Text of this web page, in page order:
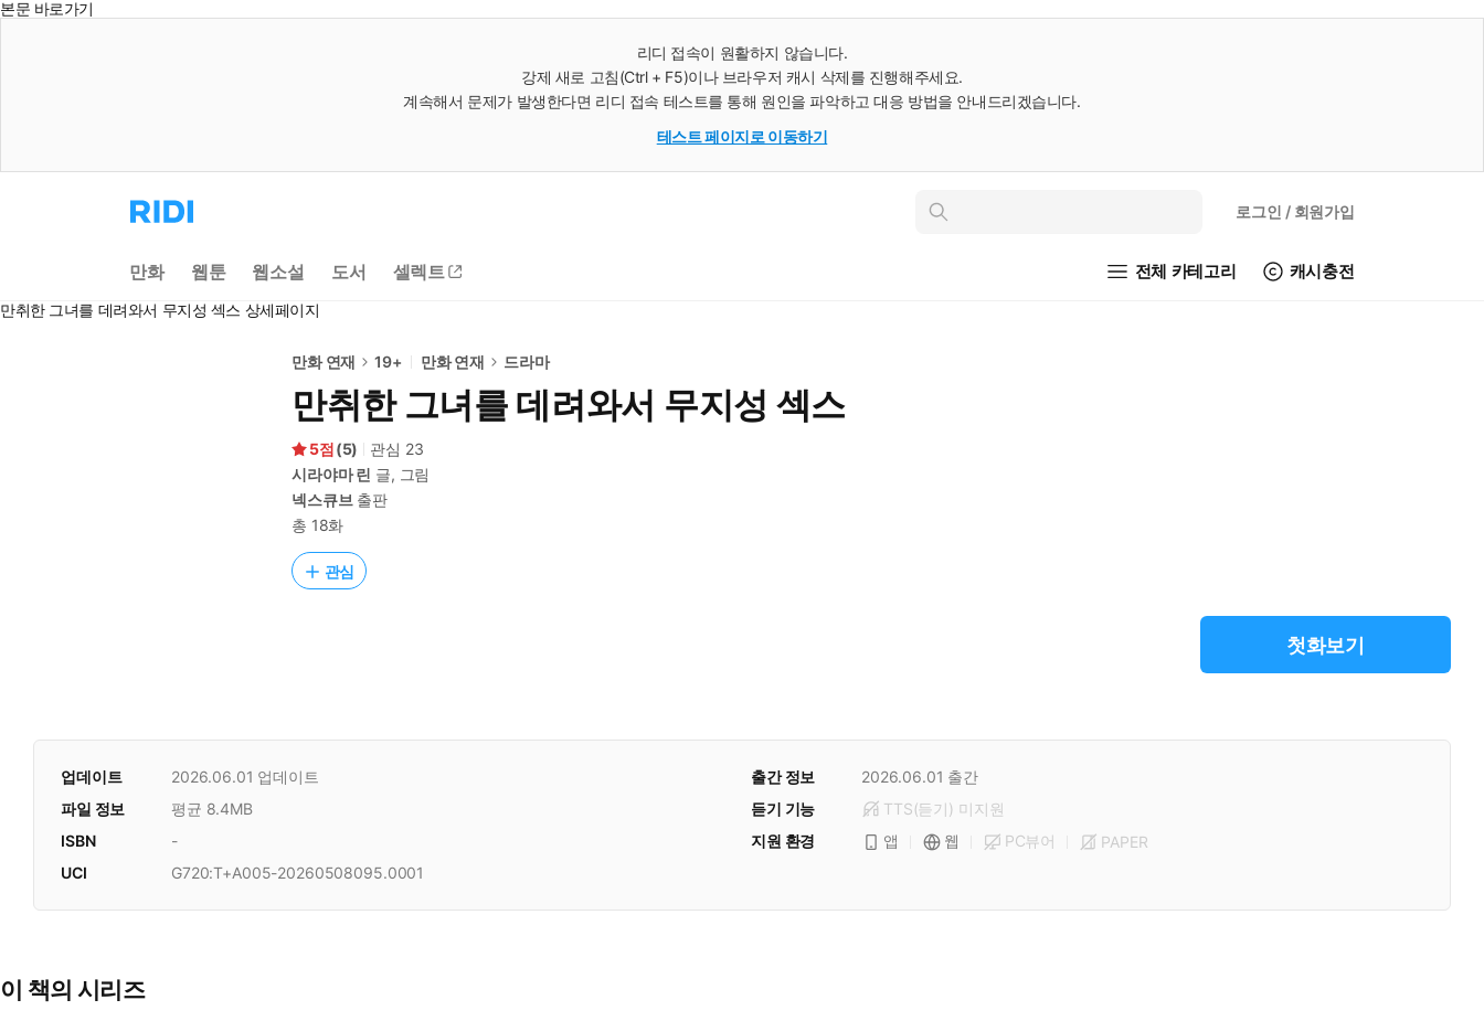
본문 바로가기
리디 접속이 원활하지 않습니다.
강제 새로 고침(Ctrl + F5)이나 브라우저 캐시 삭제를 진행해주세요.
계속해서 문제가 발생한다면 리디 접속 테스트를 통해 원인을 파악하고 대응 방법을 안내드리겠습니다.
테스트 페이지로 이동하기
리
디
으
로
동
인
로그인 / 회원가입
만화 웹툰 웹소설 도서 셀렉트 전체 카테고리 캐시충전
만취한 그녀를 데려와서 무지성 섹스 상세페이지
만화 연재 19+ 만화 연재 드라마
만취한 그녀를 데려와서 무지성 섹스
5 (5) 관심 23
시라야마 린 글, 그림
넥스큐브 출판
총 18화
관심
첫화보기
업데이트 2026.06.01 업데이트 출간 정보 2026.06.01 출간
듣기 기능
TTS(듣기) 미지원
파일 정보
평균 8.4MB
지원 환경
앱 웹 PC뷰어 PAPER
ISBN
-
UCI
G720:T+A005-20260508095.0001
이 책의 시리즈